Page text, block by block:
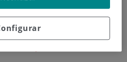
en
Gipuzkoa